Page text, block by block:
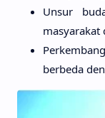
Unsur
masyarakat
berbeda